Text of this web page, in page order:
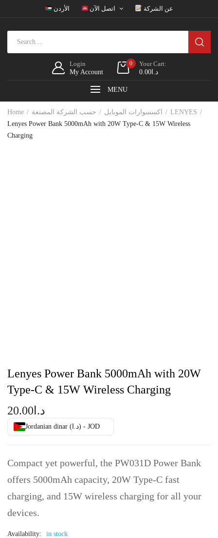
الأردن اتصل الآن عن الشركة
Login
My Account
0
Your Cart:
د.ا0.00
MENU
Home اكسسوارات الموبايل حسب الشركة المصنعة
LENYES
Lenyes Power Bank 5000mAh with 20W Type-C & 15W Wireless
Charging
Lenyes Power Bank 5000mAh with 20W
Type-C & 15W Wireless Charging
د.ا 20.00
Jordanian dinar (د.ا) - JOD
Compact yet powerful, the PW031D Power Bank
offers 5000mAh capacity, 20W Type-C fast
charging, and 15W wireless charging for all your
devices.
Availability: in stock